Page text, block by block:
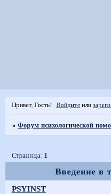
Привет, Гость! Войдите или
»Форум психологической
Введение в
Страница: 1
PSYINST